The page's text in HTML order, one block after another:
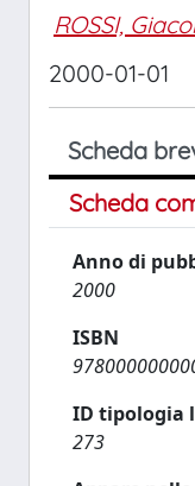
ROSSI,
2000-01-01
Scheda
Scheda
Anno di
2000
ISBN
ID tipologia
273